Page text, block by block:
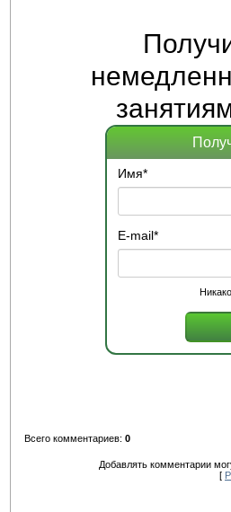
Имя*
E-mail*
Всего комментариев: 0
Добавлять комментарии
[